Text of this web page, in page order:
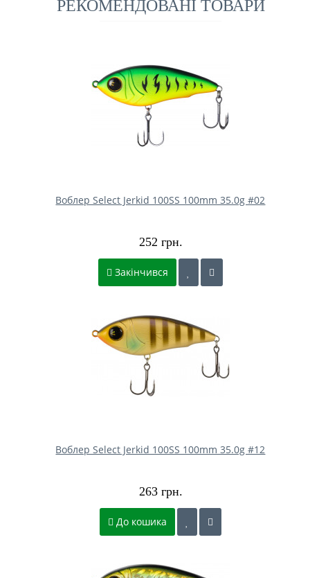
РЕКОМЕНДОВАНІ ТОВАРИ
Воблер Select Jerkid 100SS 100mm 35.0g #02
252 грн.
Закінчився
Воблер Select Jerkid 100SS 100mm 35.0g #12
263 грн.
До кошика